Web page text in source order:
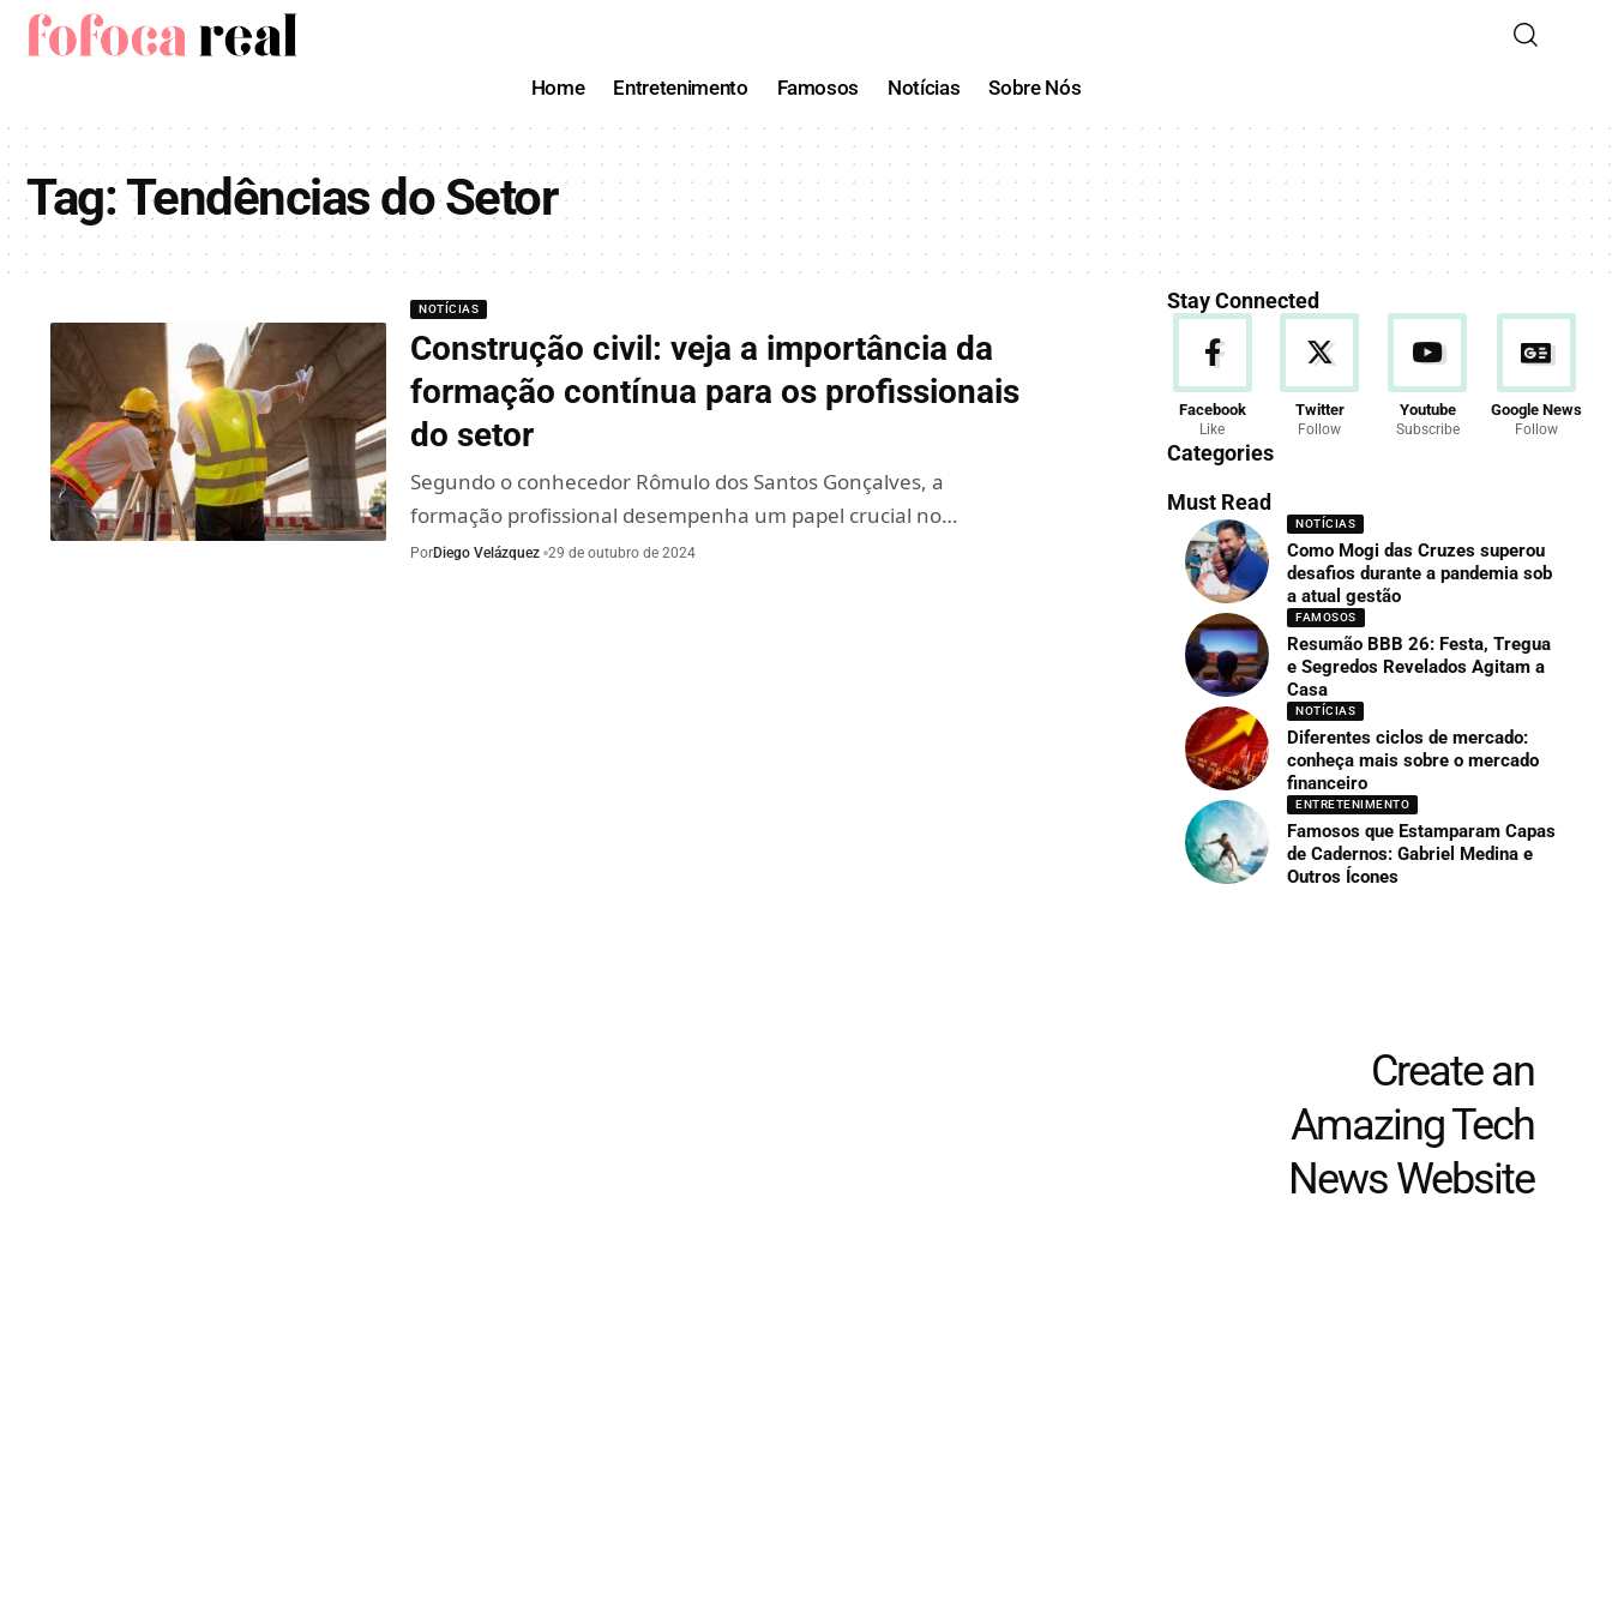
Home Entretenimento Famosos Notícias Sobre Nós
Tag:Tendências do Setor
NOTÍCIAS
Construção civil: veja a importância da
formação contínua para os profissionais
do setor
Segundo o conhecedor Rômulo dos Santos Gonçalves, a
formação profissional desempenha um papel crucial no…
PorDiego Velázquez 29 de outubro de 2024
Stay Connected
Facebook
Like
Twitter
Follow
Youtube
Subscribe
Google News
Follow
Categories
Must Read
NOTÍCIAS
Como Mogi das Cruzes superou
desafios durante a pandemia sob
a atual gestão
FAMOSOS
Resumão BBB 26: Festa, Tregua
e Segredos Revelados Agitam a
Casa
NOTÍCIAS
Diferentes ciclos de mercado:
conheça mais sobre o mercado
financeiro
ENTRETENIMENTO
Famosos que Estamparam Capas
de Cadernos: Gabriel Medina e
Outros Ícones
Create an
Amazing Tech
News Website